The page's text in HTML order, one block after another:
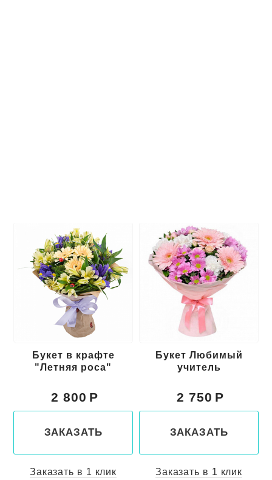
Букет в крафте
"Летняя роса"
2 800
ЗАКАЗАТЬ
Заказать в 1 клик
Букет Любимый
учитель
2 750
ЗАКАЗАТЬ
Заказать в 1 клик